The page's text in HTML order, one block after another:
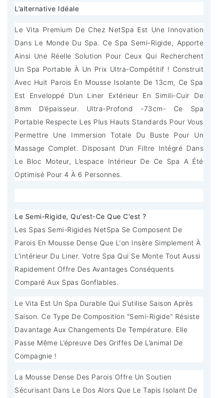
L’alternative Idéale
Le Vita Premium De Chez NetSpa Est Une Innovation
Dans Le Monde Du Spa. Ce Spa Semi-Rigide, Apporte
Ainsi Une Réelle Solution Pour Ceux Qui Recherchent
Un Spa Portable À Un Prix Ultra-Compétitif ! Construit
Avec Huit Parois En Mousse Isolante De 13cm, Ce Spa
Est Enveloppé D’un Liner Extérieur En Simili-Cuir De
8mm D’épaisseur. Ultra-Profond -73cm- Ce Spa
Portable Respecte Les Plus Hauts Standards Pour Vous
Permettre Une Immersion Totale Du Buste Pour Un
Massage Complet. Disposant D’un Filtre Intégré Dans
Le Bloc Moteur, L’espace Intérieur De Ce Spa A Été
Optimisé Pour 4 À 6 Personnes.
Le Semi-Rigide, Qu'est-Ce Que C'est ?
Les Spas Semi-Rigides NetSpa Se Composent De
Parois En Mousse Dense Que L'on Insère Simplement À
L'intérieur Du Liner. Votre Spa Qui Se Monte Tout Aussi
Rapidement Offre Des Avantages Conséquents
Comparé Aux Spas Gonflables.
Le Vita Est Un Spa Durable Qui S’utilise Saison Après
Saison. Ce Type De Composition “semi-Rigide” Résiste
Davantage Aux Changements De Température. Elle
Passe Même L’épreuve Des Griffes De L’animal De
Compagnie !
La Mousse Dense Des Parois Offre Un Soutien
Sécurisant Dans Le Dos Alors Que Le Tapis Isolant De